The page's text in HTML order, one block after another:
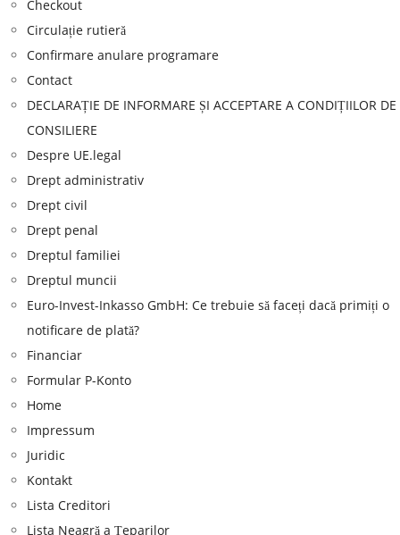
Checkout
Circulație rutieră
Confirmare anulare programare
Contact
DECLARAȚIE DE INFORMARE ȘI ACCEPTARE A CONDIȚIILOR DE
CONSILIERE
Despre UE.legal
Drept administrativ
Drept civil
Drept penal
Dreptul familiei
Dreptul muncii
Euro-Invest-Inkasso GmbH: Ce trebuie să faceți dacă primiți o
notificare de plată?
Financiar
Formular P-Konto
Home
Impressum
Juridic
Kontakt
Lista Creditori
Lista Neagră a Țeparilor